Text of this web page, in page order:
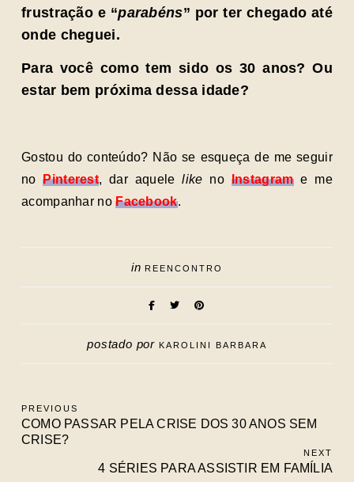
frustração e “parabéns” por ter chegado até
onde cheguei.
Para você como tem sido os 30 anos? Ou
estar bem próxima dessa idade?
Gostou do conteúdo? Não se esqueça de me seguir
noPinterest, dar aquelelike no Instagrame me
acompanhar noFacebook.
in REENCONTRO
postado por KAROLINI BARBARA
PREVIOUS
COMO PASSAR PELA CRISE DOS 30 ANOS SEM
CRISE?
NEXT
4 SÉRIES PARA ASSISTIR EM FAMÍLIA